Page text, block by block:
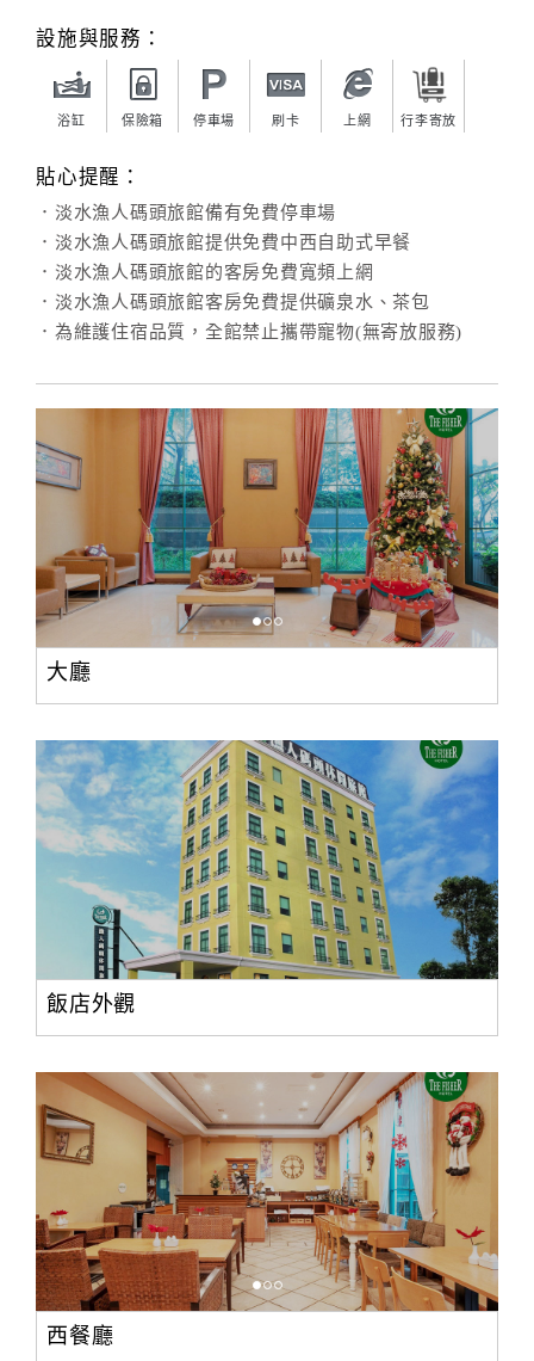
線
卡
訂
房
請
款
收
據
合
合
作
商
合
作
設施與服務：
浴缸 保險箱 停車場 刷卡 上網 行李寄放
貼心提醒：
．淡水漁人碼頭旅館備有免費停車場
．淡水漁人碼頭旅館提供免費中西自助式早餐
．淡水漁人碼頭旅館的客房免費寬頻上網
．淡水漁人碼頭旅館客房免費提供礦泉水、茶包
．為維護住宿品質，全館禁止攜帶寵物(無寄放服務)
大廳
飯店外觀
西餐廳